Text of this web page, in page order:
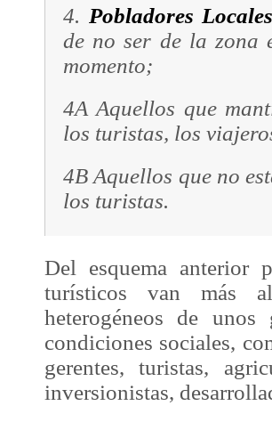
4. Pobladores Locales
de no ser de la zona
momento;
4A Aquellos que
los turistas, los
4B Aquellos que no
los turistas.
Del esquema anterior
turísticos van más
heterogéneos de
condiciones sociales,
gerentes, turistas,
inversionistas,